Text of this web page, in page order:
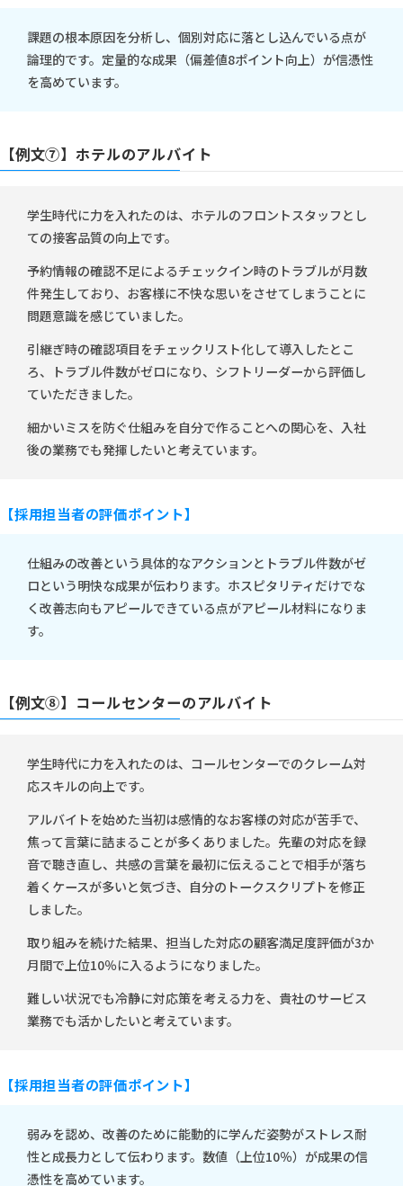
課題の根本原因を分析し、個別対応に落とし込んでいる点が
論理的です。定量的な成果（偏差値8ポイント向上）が信憑性
を高めています。
【例文⑦】ホテルのアルバイト
学生時代に力を入れたのは、ホテルのフロントスタッフとし
ての接客品質の向上です。
予約情報の確認不足によるチェックイン時のトラブルが月数
件発生しており、お客様に不快な思いをさせてしまうことに
問題意識を感じていました。
引継ぎ時の確認項目をチェックリスト化して導入したとこ
ろ、トラブル件数がゼロになり、シフトリーダーから評価し
ていただきました。
細かいミスを防ぐ仕組みを自分で作ることへの関心を、入社
後の業務でも発揮したいと考えています。
【採用担当者の評価ポイント】
仕組みの改善という具体的なアクションとトラブル件数がゼ
ロという明快な成果が伝わります。ホスピタリティだけでな
く改善志向もアピールできている点がアピール材料になりま
す。
【例文⑧】コールセンターのアルバイト
学生時代に力を入れたのは、コールセンターでのクレーム対
応スキルの向上です。
アルバイトを始めた当初は感情的なお客様の対応が苦手で、
焦って言葉に詰まることが多くありました。先輩の対応を録
音で聴き直し、共感の言葉を最初に伝えることで相手が落ち
着くケースが多いと気づき、自分のトークスクリプトを修正
しました。
取り組みを続けた結果、担当した対応の顧客満足度評価が3か
月間で上位10％に入るようになりました。
難しい状況でも冷静に対応策を考える力を、貴社のサービス
業務でも活かしたいと考えています。
【採用担当者の評価ポイント】
弱みを認め、改善のために能動的に学んだ姿勢がストレス耐
性と成長力として伝わります。数値（上位10％）が成果の信
憑性を高めています。